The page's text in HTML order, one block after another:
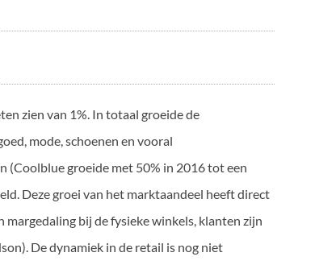
zien van 1%. In totaal groeide de
mode, schoenen en vooral
(Coolblue groeide met 50% in 2016 tot een
Deze groei van het marktaandeel heeft direct
bij de fysieke winkels, klanten zijn
De dynamiek in de retail is nog niet